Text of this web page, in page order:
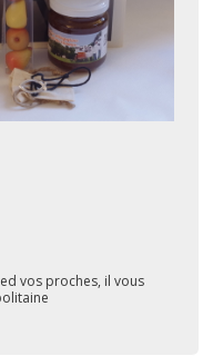
vos proches, il vous